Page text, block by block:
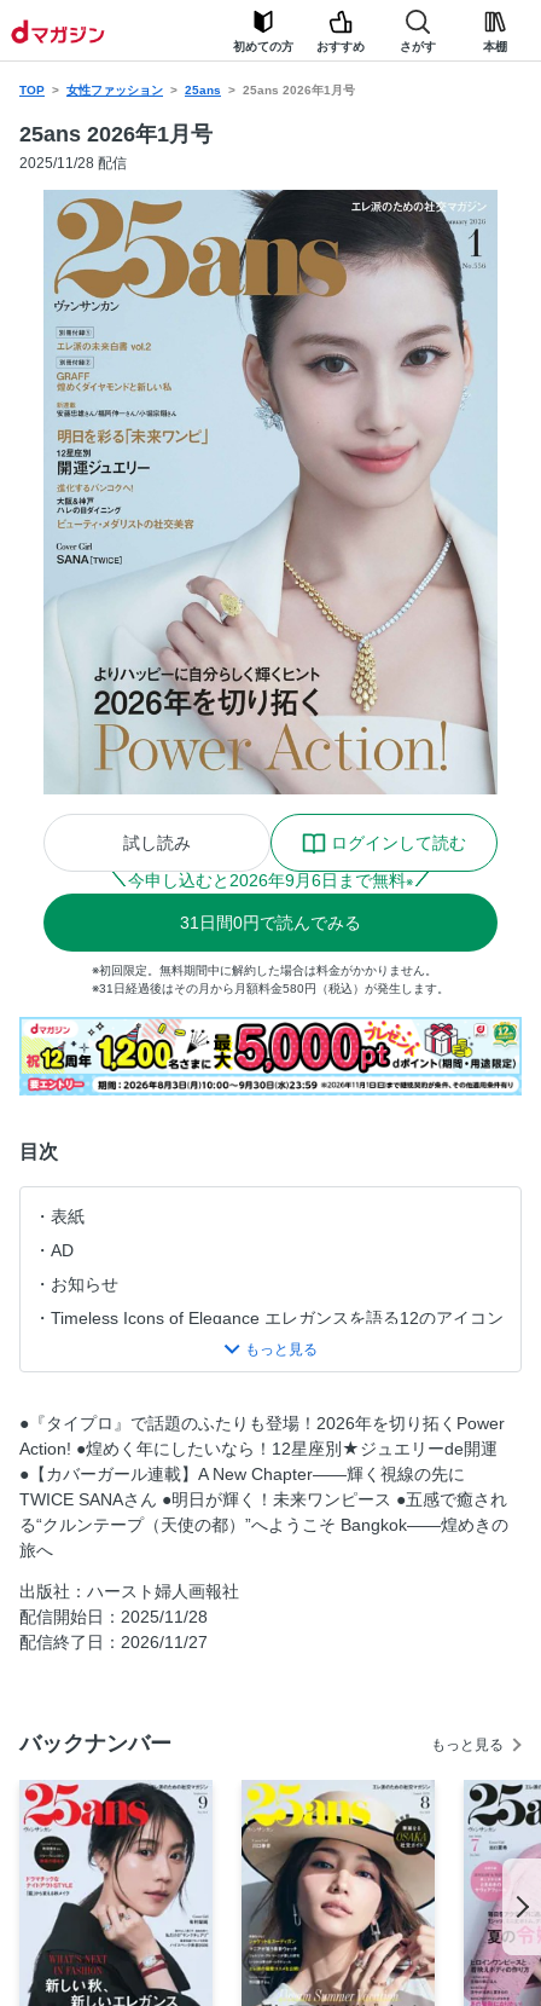
初めての方 おすすめ さがす 本棚
TOP 女性ファッション 25ans 25ans 2026年1月号
25ans 2026年1月号
2025/11/28 配信
試し読み
ログインして読む
今申し込むと 2026年9月6日まで無料※
31 日間0円で読んでみる
※初回限定。無料期間中に解約した場合は料金がかかりません。
※31日経過後はその月から月額料金580円（税込）が発生します。
目次
表紙
AD
お知らせ
Timeless Icons of Elegance エレガンスを語る12のアイコン
服飾史家 中野香織さんが解き明かす ロイヤルの肖像―― タ
イムレスな輝きの理由
世界的建築家が語る“人生のヒント” 安藤忠雄、未来への伝言
ミスリンのナチュラルライフ・レポ 愛しい気配
A New Chapter 輝く視線の先に SANA(TWICE)
福岡伸一さんと考える “美しさ”とは何か?
遠州流茶道・小堀宗翔さんがつづる 地球を歩く、私のお茶
日記
2026年を切り拓くPower Action !
Column ハリウッドセレブのBig Power Action
Part2 ネクストステージで輝くエレ派
Part3 “馬”がパワーチャージのキーワード
Part4 新年に迎えたいファッション小物
明日が輝く！ 未来ワンピース
定期購読 「ラルコバレーノ」の25ans別注“スマートミニウ
ォレット”がセット
●『タイプロ』で話題のふたりも登場！2026年を切り拓くPower
Action! ●煌めく年にしたいなら！12星座別★ジュエリーde開運
●【カバーガール連載】A New Chapter――輝く視線の先に
TWICE SANAさん ●明日が輝く！未来ワンピース ●五感で癒され
る“クルンテープ（天使の都）”へようこそ Bangkok――煌めきの
旅へ
出版社：ハースト婦人画報社
配信開始日：2025/11/28
配信終了日：2026/11/27
バックナンバー もっと見る